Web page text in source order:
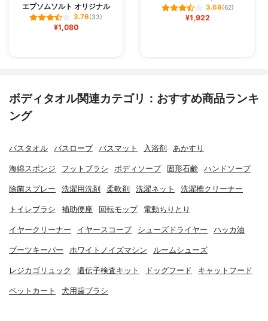
エプソムソルト オリジナル
3.76(33)
¥1,080
3.68(62)
¥1,922
ボディタオル関連カテゴリ：おすすめ商品ランキ
ング
バスタオル バスローブ バスマット 入浴剤 あかすり
海綿スポンジ フットブラシ ボディソープ 固形石鹸 ハンドソープ
除菌スプレー 洗濯用洗剤 柔軟剤 洗濯ネット 洗濯槽クリーナー
トイレブラシ 補助便座 回転モップ 電動ちりとり
イヤークリーナー イヤースコープ シューズドライヤー ハッカ油
ブーツキーパー ホワイトノイズマシン ルームシューズ
レジカゴリュック 遺伝子検査キット ドッグフード キャットフード
ペットカート 犬用歯ブラシ